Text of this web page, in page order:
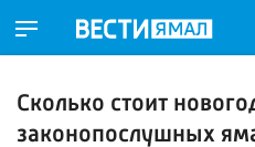
Сколько стоит
законопослушных